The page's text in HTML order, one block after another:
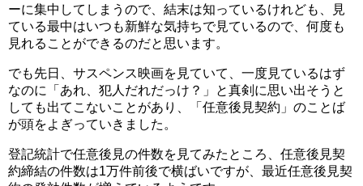
ーに集中してしまうので、結末は知っているけれども、見
ている最中はいつも新鮮な気持ちで見ているので、何度も
見れることができるのだと思います。
でも先日、サスペンス映画を見ていて、一度見ているはず
なのに「あれ、犯人だれだっけ？」と真剣に思い出そうと
しても出てこないことがあり、「任意後見契約」のことば
が頭をよぎっていきました。
登記統計で任意後見の件数を見てみたところ、任意後見契
約締結の件数は1万件前後で横ばいですが、最近任意後見契